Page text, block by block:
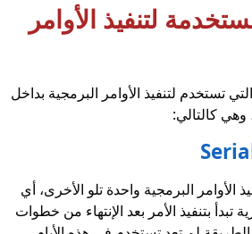
لتنفيذ الأوامر
تستخدم لتنفيذ الأوامر البرمجية بداخل
وهي كالتالي:
الأوامر البرمجية واحدة تلو الأخرى، أي
تبدأ بتنفيذ الأمر بعد الإنتهاء من خطوات